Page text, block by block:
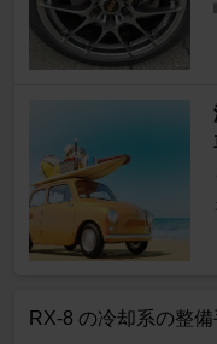
RX-8 の冷却系の整